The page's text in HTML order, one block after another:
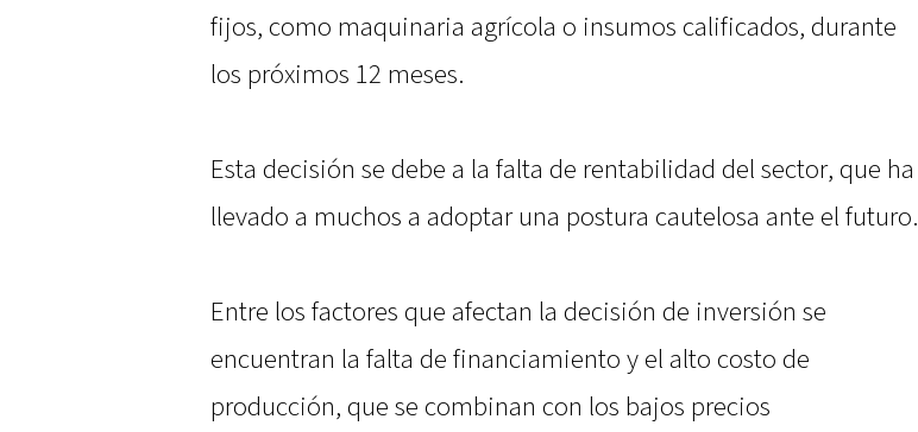
fijos, como maquinaria agrícola o insumos calificados, durante
los próximos 12 meses.
Esta decisión se debe a la falta de rentabilidad del sector, que ha
llevado a muchos a adoptar una postura cautelosa ante el futuro.
Entre los factores que afectan la decisión de inversión se
encuentran la falta de financiamiento y el alto costo de
producción, que se combinan con los bajos precios